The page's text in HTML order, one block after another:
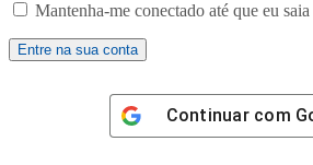
Mantenha-me conectado até que eu saia
Continuar com